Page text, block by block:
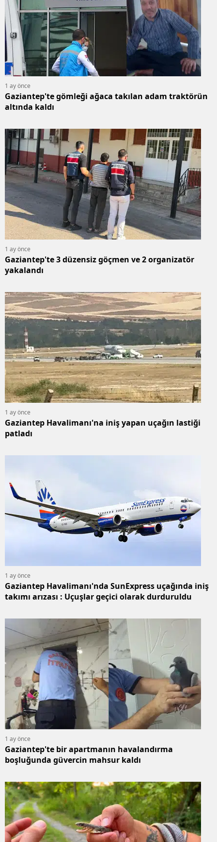
1 ay önce
Gaziantep'te gömleği ağaca takılan adam traktörün
altında kaldı
1 ay önce
Gaziantep'te 3 düzensiz göçmen ve 2 organizatör
yakalandı
1 ay önce
Gaziantep Havalimanı'na iniş yapan uçağın lastiği
patladı
1 ay önce
Gaziantep Havalimanı'nda SunExpress uçağında iniş
takımı arızası : Uçuşlar geçici olarak durduruldu
1 ay önce
Gaziantep'te bir apartmanın havalandırma
boşluğunda güvercin mahsur kaldı